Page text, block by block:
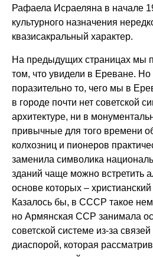
Рафаела Исраеляна в начале
культурного назначения
квазисакральный характер.
На предыдущих страницах мы
том, что увидели в Ереване.
поразительно то, чего мы в
в городе почти нет советской
архитектуре, ни в
привычные для того времени
колхозниц и пионеров
заменила символика
зданий чаще можно встретить
основе которых –
Казалось бы, в СССР такое
но Армянская ССР занимала
советской системе из-за
диаспорой, которая